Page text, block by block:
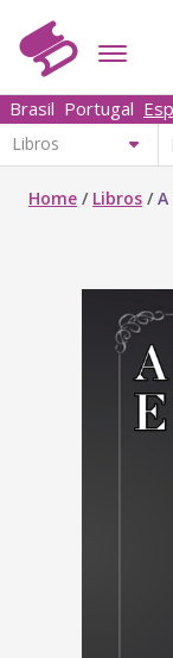
Brasil Portugal
Home / Libros /